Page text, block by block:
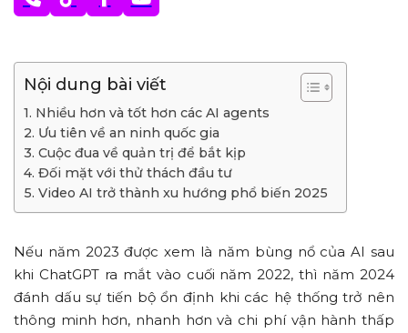
Nếu năm 2023 được xem là năm bùng nổ của AI sau
khi ChatGPT ra mắt vào cuối năm 2022, thì năm 2024
đánh dấu sự tiến bộ ổn định khi các hệ thống trở nên
thông minh hơn, nhanh hơn và chi phí vận hành thấp
Nội dung bài viết
1. Nhiều hơn và tốt hơn các AI agents
2. Ưu tiên về an ninh quốc gia
3. Cuộc đua về quản trị để bắt kịp
4. Đối mặt với thử thách đầu tư
5. Video AI trở thành xu hướng phổ biến 2025